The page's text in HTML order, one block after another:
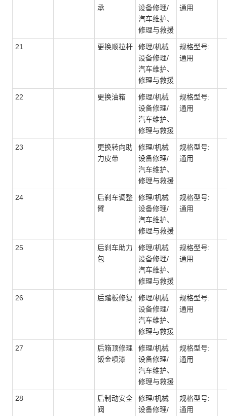
承
设备修理/
汽车维护、
修理与救援
通用
21 更换顺拉杆
修理/机械
设备修理/
汽车维护、
修理与救援
规格型号:
通用
22 更换油箱
修理/机械
设备修理/
汽车维护、
修理与救援
规格型号:
通用
23
更换转向助
力皮带
修理/机械
设备修理/
汽车维护、
修理与救援
规格型号:
通用
24
后刹车调整
臂
修理/机械
设备修理/
汽车维护、
修理与救援
规格型号:
通用
25
后刹车助力
包
修理/机械
设备修理/
汽车维护、
修理与救援
规格型号:
通用
26 后踏板修复
修理/机械
设备修理/
汽车维护、
修理与救援
规格型号:
通用
27
后箱顶修理
钣金喷漆
修理/机械
设备修理/
汽车维护、
修理与救援
规格型号:
通用
28
后制动安全
阀
修理/机械
设备修理/
规格型号:
通用